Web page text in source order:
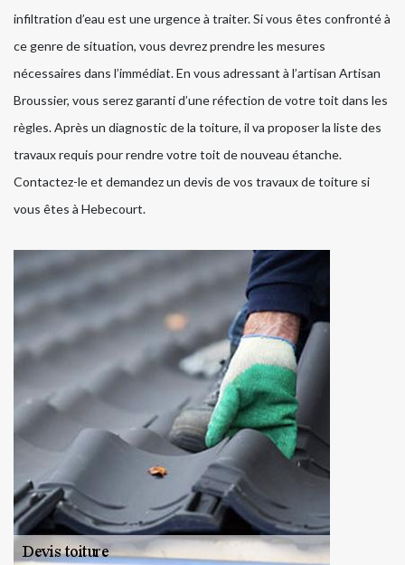
infiltration d’eau est une urgence à traiter. Si vous êtes confronté à
ce genre de situation, vous devrez prendre les mesures
nécessaires dans l’immédiat. En vous adressant à l’artisan Artisan
Broussier, vous serez garanti d’une réfection de votre toit dans les
règles. Après un diagnostic de la toiture, il va proposer la liste des
travaux requis pour rendre votre toit de nouveau étanche.
Contactez-le et demandez un devis de vos travaux de toiture si
vous êtes à Hebecourt.